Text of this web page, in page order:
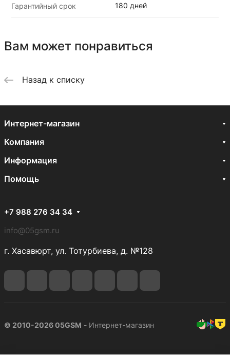
Гарантийный срок 180 дней
Вам может понравиться
Назад к списку
Интернет-магазин
Компания
Информация
Помощь
+7 988 276 34 34
info@05gsm.ru
г. Хасавюрт, ул. Тотурбиева, д. №128
© 2010-2026 05GSM - Интернет-магазин